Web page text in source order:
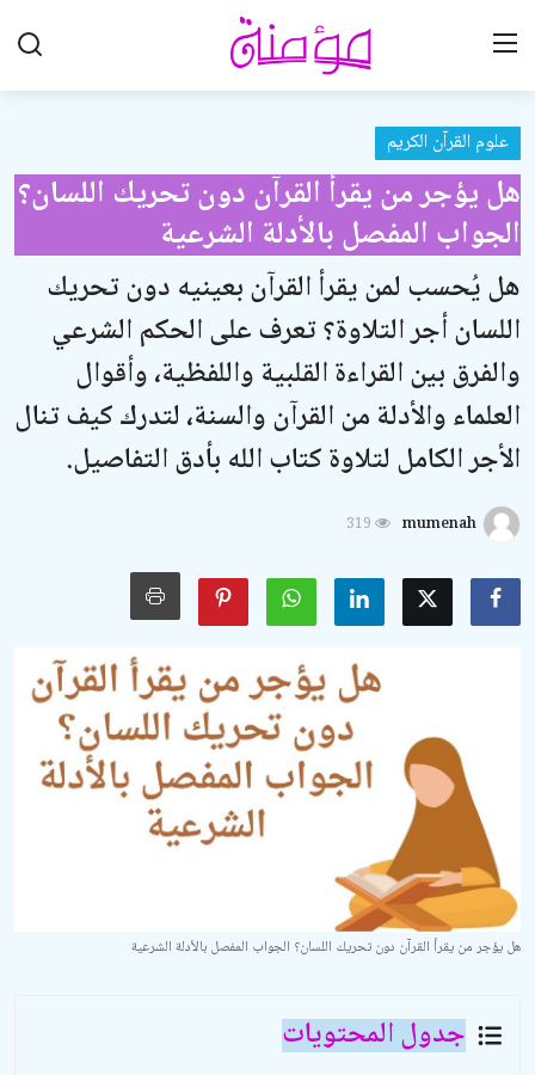
تواصل معنا
تعاون معنا
الرئيسية
العقيدة الإسلامية
علوم القرآن الكريم
الطهارة والعبادات
الخطوبة والزواج والطلاق
اللباس والزينة
الأدعية والأذكار
السيرة النبوية والتاريخ الإسلامي
مسائل فقهية وفتاوى معاصرة
مسائل خاصة بالمرأة
تربية الأبناء
أحكام الحفلات والمناسبات
معرض الصور
علوم القرآن الكريم
هل يؤجر من يقرأ القرآن دون تحريك اللسان؟
الجواب المفصل بالأدلة الشرعية
هل يُحسب لمن يقرأ القرآن بعينيه دون تحريك
اللسان أجر التلاوة؟ تعرف على الحكم الشرعي
والفرق بين القراءة القلبية واللفظية، وأقوال
العلماء والأدلة من القرآن والسنة، لتدرك كيف تنال
الأجر الكامل لتلاوة كتاب الله بأدق التفاصيل.
mumenah
هل يؤجر من يقرأ القرآن دون تحريك اللسان؟ الجواب المفصل بالأدلة الشرعية
جدول المحتويات